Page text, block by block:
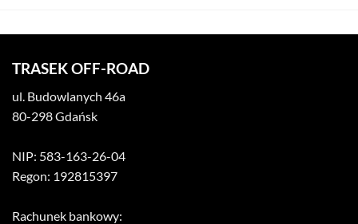
TRASEK OFF-ROAD
ul. Budowlanych 46a
80-298 Gdańsk
NIP: 583-163-26-04
Regon: 192815397
Rachunek bankowy: